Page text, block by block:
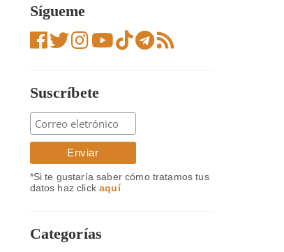
Sígueme
Suscríbete
*Si te gustaría saber cómo tratamos tus
datos haz clickaquí
Categorías